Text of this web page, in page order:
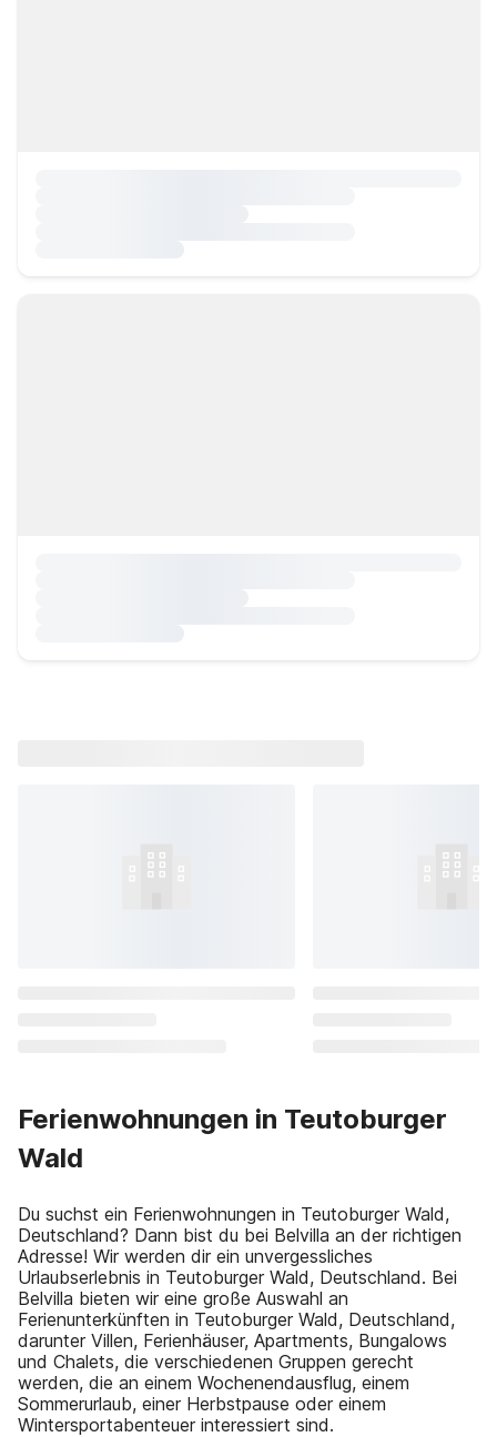
Ferienwohnungen in Teutoburger
Wald
Du suchst ein Ferienwohnungen in Teutoburger Wald,
Deutschland? Dann bist du bei Belvilla an der richtigen
Adresse! Wir werden dir ein unvergessliches
Urlaubserlebnis in Teutoburger Wald, Deutschland. Bei
Belvilla bieten wir eine große Auswahl an
Ferienunterkünften in Teutoburger Wald, Deutschland,
darunter Villen, Ferienhäuser, Apartments, Bungalows
und Chalets, die verschiedenen Gruppen gerecht
werden, die an einem Wochenendausflug, einem
Sommerurlaub, einer Herbstpause oder einem
Wintersportabenteuer interessiert sind.